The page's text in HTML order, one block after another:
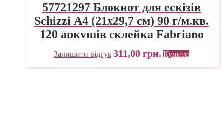
57721297 Блокнот для ескізів
Schizzi А4 (21х29,7 см) 90 г/м.кв.
120 аркушів склейка Fabriano
Італія
Залишити відгук 311,00 грн. Купити